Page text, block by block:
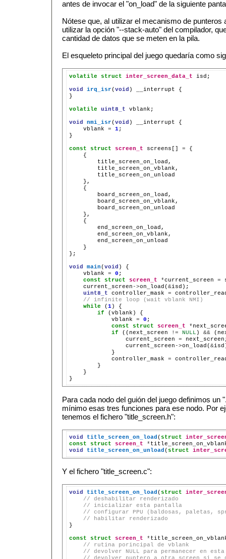
antes de invocar el "on_load" de la siguiente
Nótese que, al utilizar el mecanismo de
utilizar la opción "--stack-auto" del compilador,
cantidad de datos que se meten en la pila.
El esqueleto principal del juego quedaría como
volatile struct inter_screen_data_t isd;
void irq_isr(void ) __interrupt
{
}
volatile uint8_t vblank;
void nmi_isr(void ) __interrupt
vblank
= 1;
}
const struct screen_t screens[] =
}
};
void main(void )
vblank
= 0
const
struct screen_t *current_screen
=
current_screen->on_load(&
uint8_t
controller_mask
=
// infinite loop (wait vblank NMI)
while
(1)
if
(vblank)
vblank
= 0
const
struct screen_t *
if
((next_screen != NULL ) &&
current_screen
=
current_screen->on_load(&
controller_mask
=
}
Para cada nodo del guión del juego definimos un
mínimo esas tres funciones para ese nodo. Por
tenemos el fichero "title_screen.h":
void title_screen_on_load ( struct
const
struct screen_t *
void
title_screen_on_unload ( struct
Y el fichero "title_screen.c":
void title_screen_on_load ( struct
// deshabilitar renderizado
// inicializar esta pantalla
// configurar PPU (baldosas, paletas,
// habilitar renderizado
}
const struct screen_t *
// rutina porincipal de vblank
// devolver NULL para permanecer en